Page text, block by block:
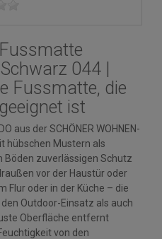
044 |
Fussmatte, die
ist
aus der SCHÖNER WOHNEN-
hübschen Mustern als
Böden zuverlässigen Schutz
vor der Haustür oder
Flur oder in der Küche – die
Outdoor-Einsatz als auch
Oberfläche entfernt
von den